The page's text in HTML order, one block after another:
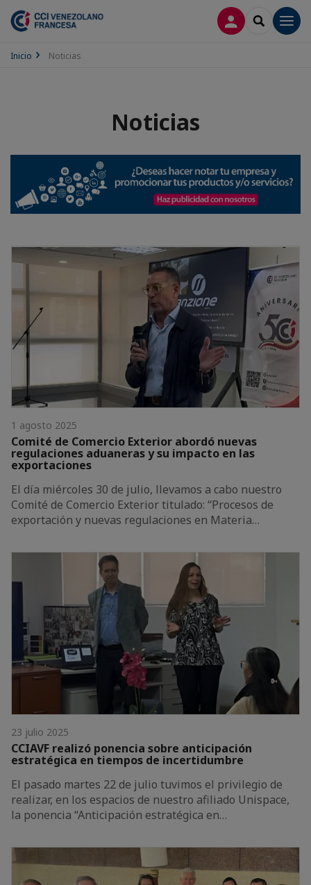
CONECTARSE
SEARCH
Inicio Noticias
Noticias
1 agosto 2025
Comité de Comercio Exterior abordó nuevas
regulaciones aduaneras y su impacto en las
exportaciones
El día miércoles 30 de julio, llevamos a cabo nuestro
Comité de Comercio Exterior titulado: “Procesos de
exportación y nuevas regulaciones en Materia…
23 julio 2025
CCIAVF realizó ponencia sobre anticipación
estratégica en tiempos de incertidumbre
El pasado martes 22 de julio tuvimos el privilegio de
realizar, en los espacios de nuestro afiliado Unispace,
la ponencia “Anticipación estratégica en…